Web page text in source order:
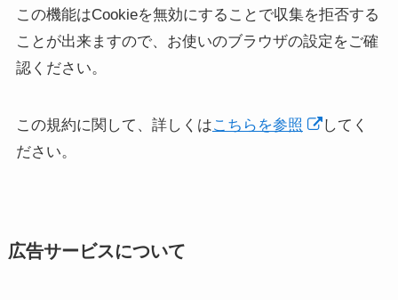
この機能はCookieを無効にすることで収集を拒否する
ことが出来ますので、お使いのブラウザの設定をご確
認ください。
この規約に関して、詳しくはこちらを参照
してく
ださい。
広告サービスについて